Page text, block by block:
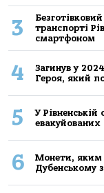
3
транспорті
смартфоном
4
Загинув у
Героя, який
5
У
евакуйованих
6
Монети, яким
Дубенському